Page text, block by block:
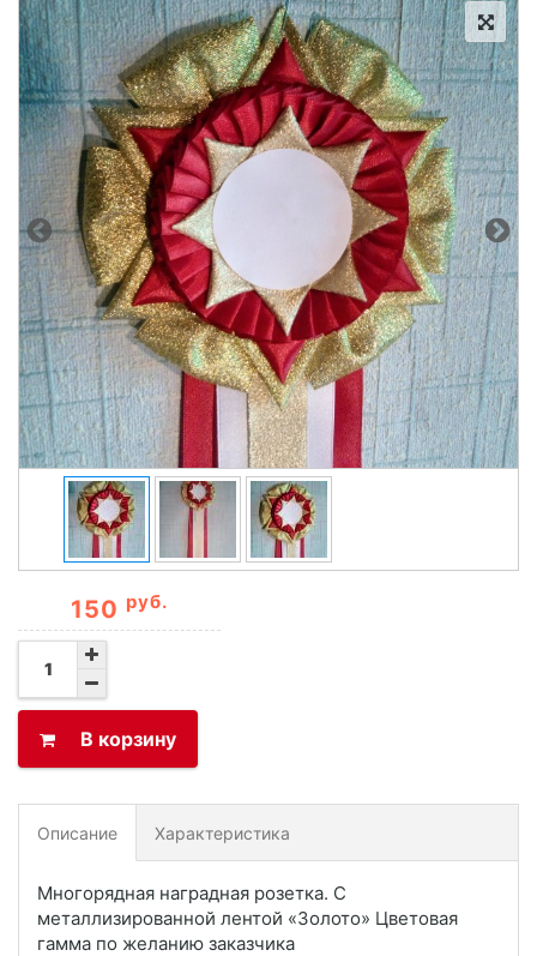
150 руб.
В корзину
Описание Характеристика
Многорядная наградная розетка. С
металлизированной лентой «Золото» Цветовая
гамма по желанию заказчика